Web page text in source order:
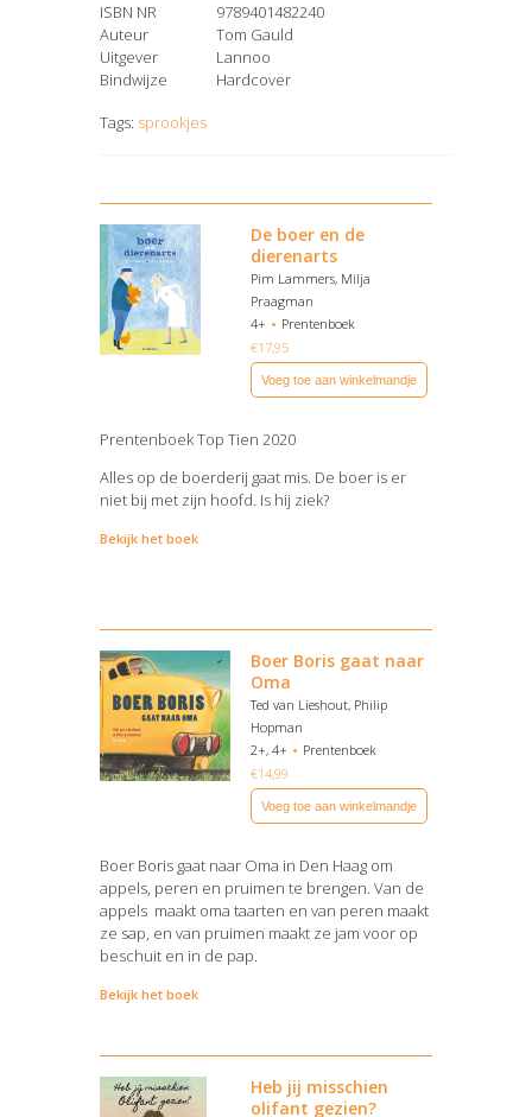
ISBN NR
9789401482240
Auteur
Tom Gauld
Uitgever
Lannoo
Bindwijze
Hardcover
Tags: sprookjes
De boer en de
dierenarts
Pim Lammers, Milja
Praagman
4+
Prentenboek
€17,95
Voeg toe aan winkelmandje
Prentenboek Top Tien 2020
Alles op de boerderij gaat mis. De boer is er
niet bij met zijn hoofd. Is hij ziek?
Bekijk het boek
Boer Boris gaat naar
Oma
Ted van Lieshout, Philip
Hopman
2+, 4+
Prentenboek
€14,99
Voeg toe aan winkelmandje
Boer Boris gaat naar Oma in Den Haag om
appels, peren en pruimen te brengen. Van de
appels maakt oma taarten en van peren maakt
ze sap, en van pruimen maakt ze jam voor op
beschuit en in de pap.
Bekijk het boek
Heb jij misschien
olifant gezien?